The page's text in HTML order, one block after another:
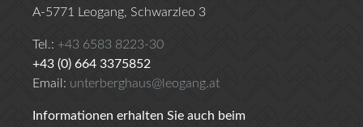
A-5771 Leogang, Schwarzleo 3
Tel.: +43 6583 8223-30
+43 (0) 664 3375852
Email: unterberghaus@leogang.at
Informationen erhalten Sie auch beim